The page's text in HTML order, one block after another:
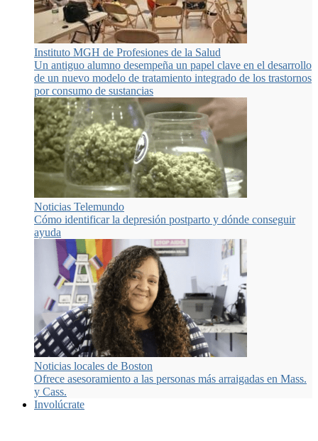
Instituto MGH de Profesiones de la Salud
Un antiguo alumno desempeña un papel clave en el desarrollo
de un nuevo modelo de tratamiento integrado de los trastornos
por consumo de sustancias
Noticias Telemundo
Cómo identificar la depresión postparto y dónde conseguir
ayuda
Noticias locales de Boston
Ofrece asesoramiento a las personas más arraigadas en Mass.
y Cass.
Involúcrate